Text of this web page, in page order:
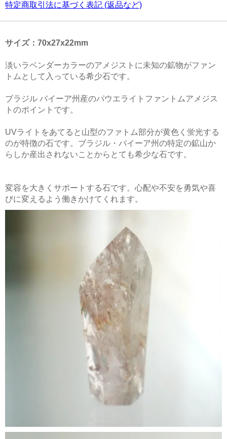
特定商取引法に基づく表記 (返品など)
サイズ：70x27x22mm
淡いラベンダーカラーのアメジストに未知の鉱物がファン
トムとして入っている希少石です。
ブラジル バイーア州産のパウエライトファントムアメジス
トのポイントです。
UVライトをあてると山型のファトム部分が黄色く蛍光する
のが特徴の石です。ブラジル・バイーア州の特定の鉱山か
らしか産出されないことからとても希少な石です。
変容を大きくサポートする石です。心配や不安を勇気や喜
びに変えるよう働きかけてくれます。